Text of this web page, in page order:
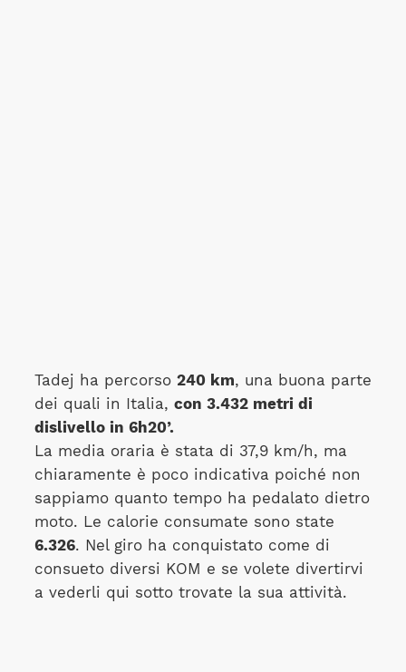
Tadej ha percorso 240 km, una buona parte
dei quali in Italia, con 3.432 metri di
dislivello in 6h20’.
La media oraria è stata di 37,9 km/h, ma
chiaramente è poco indicativa poiché non
sappiamo quanto tempo ha pedalato dietro
moto. Le calorie consumate sono state
6.326. Nel giro ha conquistato come di
consueto diversi KOM e se volete divertirvi
a vederli qui sotto trovate la sua attività.